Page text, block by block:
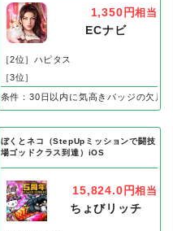
1,350円相当
ECナビ
［2位］ハピタス
［3位］
条件：30日以内に気高きバッジの欠片
ぼくとネコ（StepUpミッションで闘技
場ゴッドクラス到達）iOS
15,824.0円相当
ちょびリッチ